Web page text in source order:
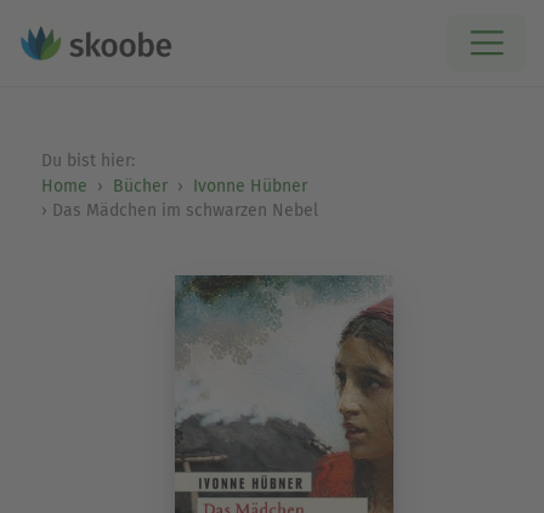
Du bist hier:
Home
Bücher
Ivonne Hübner
Das Mädchen im schwarzen Nebel